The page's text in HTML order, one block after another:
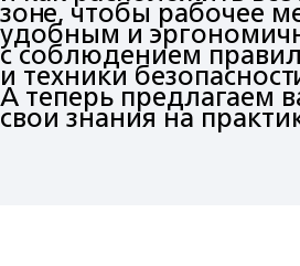
зоне, чтобы рабочее
удобным и
с соблюдением
и техники
А теперь предлагаем
свои знания на